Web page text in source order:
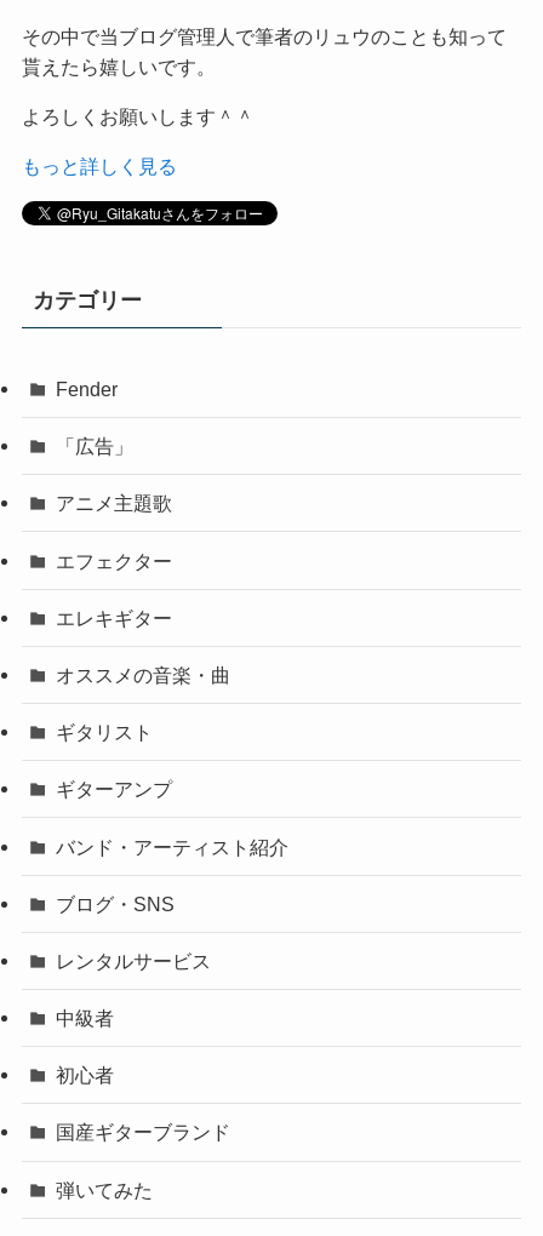
その中で当ブログ管理人で筆者のリュウのことも知って
貰えたら嬉しいです。
よろしくお願いします＾＾
もっと詳しく見る
カテゴリー
Fender
「広告」
アニメ主題歌
エフェクター
エレキギター
オススメの音楽・曲
ギタリスト
ギターアンプ
バンド・アーティスト紹介
ブログ・SNS
レンタルサービス
中級者
初心者
国産ギターブランド
弾いてみた